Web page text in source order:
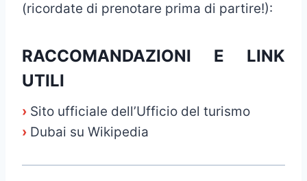
(ricordate di prenotare prima di partire!):
RACCOMANDAZIONI E LINK
UTILI
› Sito ufficiale dell’Ufficio del turismo
› Dubai su Wikipedia